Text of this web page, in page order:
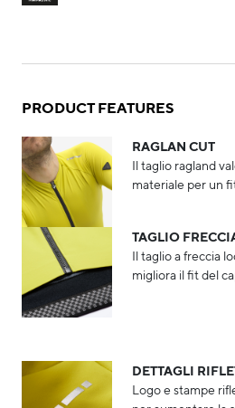
PRODUCT FEATURES
RAGLAN CUT
Il taglio ragland
materiale per un
TAGLIO
Il taglio a freccia
migliora il fit del
DETTAGLI
Logo e stampe